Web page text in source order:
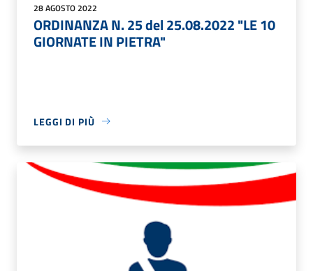
28 AGOSTO 2022
ORDINANZA N. 25 del 25.08.2022 "LE 10
GIORNATE IN PIETRA"
LEGGI DI PIÙ